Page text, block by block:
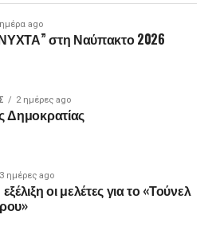
ago
στη Ναύπακτο 2026
2 ημέρες ago
Δημοκρατίας
3 ημέρες ago
οι μελέτες για το «Τούνελ